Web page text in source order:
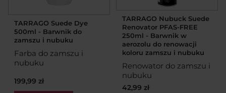
TARRAGO Suede Dye
500ml - Barwnik do
zamszu i nubuku
Farba do zamszu i
nubuku
199,99 zł
TARRAGO Nubuck Suede
Renovator PFAS-FREE
250ml - Barwnik w
aerozolu do renowacji
koloru zamszu i nubuku
Renowator do zamszu i
nubuku
42,99 zł